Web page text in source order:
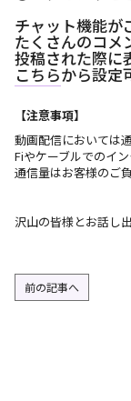
チャット機能が
たくさんのコメ
投稿された際に
こちらから設定
【注意事項】
動画配信においては
Fiやケーブルでのイ
通信量はお客様のご
沢山の皆様とお話し
前の記事へ